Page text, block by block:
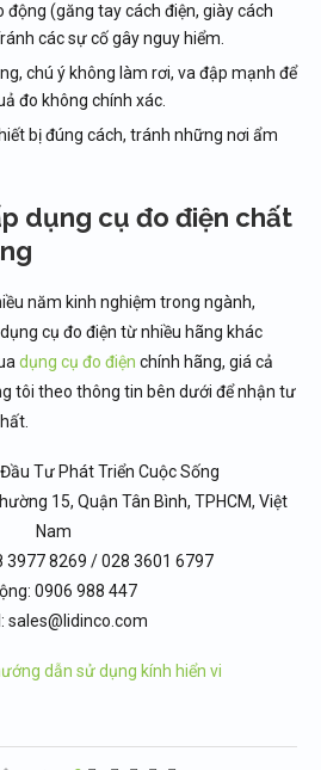
động (găng tay cách điện, giày cách
các sự cố gây nguy hiểm.
chú ý không làm rơi, va đập mạnh để
đo không chính xác.
bị đúng cách, tránh những nơi ẩm
dụng cụ đo điện chất
năm kinh nghiệm trong ngành,
cụ đo điện từ nhiều hãng khác
dụng cụ đo điện chính hãng, giá cả
tôi theo thông tin bên dưới để nhận tư
Tư Phát Triển Cuộc Sống
15, Quận Tân Bình, TPHCM, Việt
Nam
3977 8269 / 028 3601 6797
0906 988 447
sales@lidinco.com
dẫn sử dụng kính hiển vi